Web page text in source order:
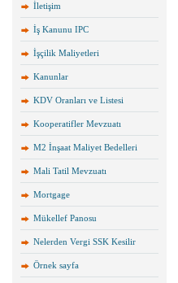
İletişim
İş Kanunu IPC
İşçilik Maliyetleri
Kanunlar
KDV Oranları ve Listesi
Kooperatifler Mevzuatı
M2 İnşaat Maliyet Bedelleri
Mali Tatil Mevzuatı
Mortgage
Mükellef Panosu
Nelerden Vergi SSK Kesilir
Örnek sayfa